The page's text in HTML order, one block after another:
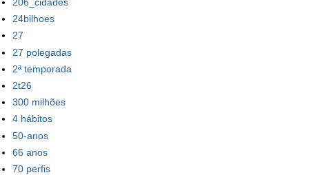
24bilhoes
27
27 polegadas
2ª temporada
2t26
300 milhões
4 hábitos
50-anos
66 anos
70 perfis